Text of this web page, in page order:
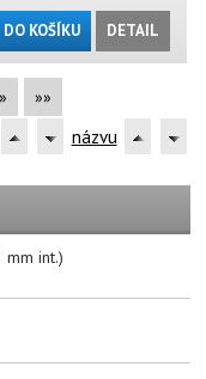
DO KOŠÍKU DETAIL
» »»
názvu
mm int.)